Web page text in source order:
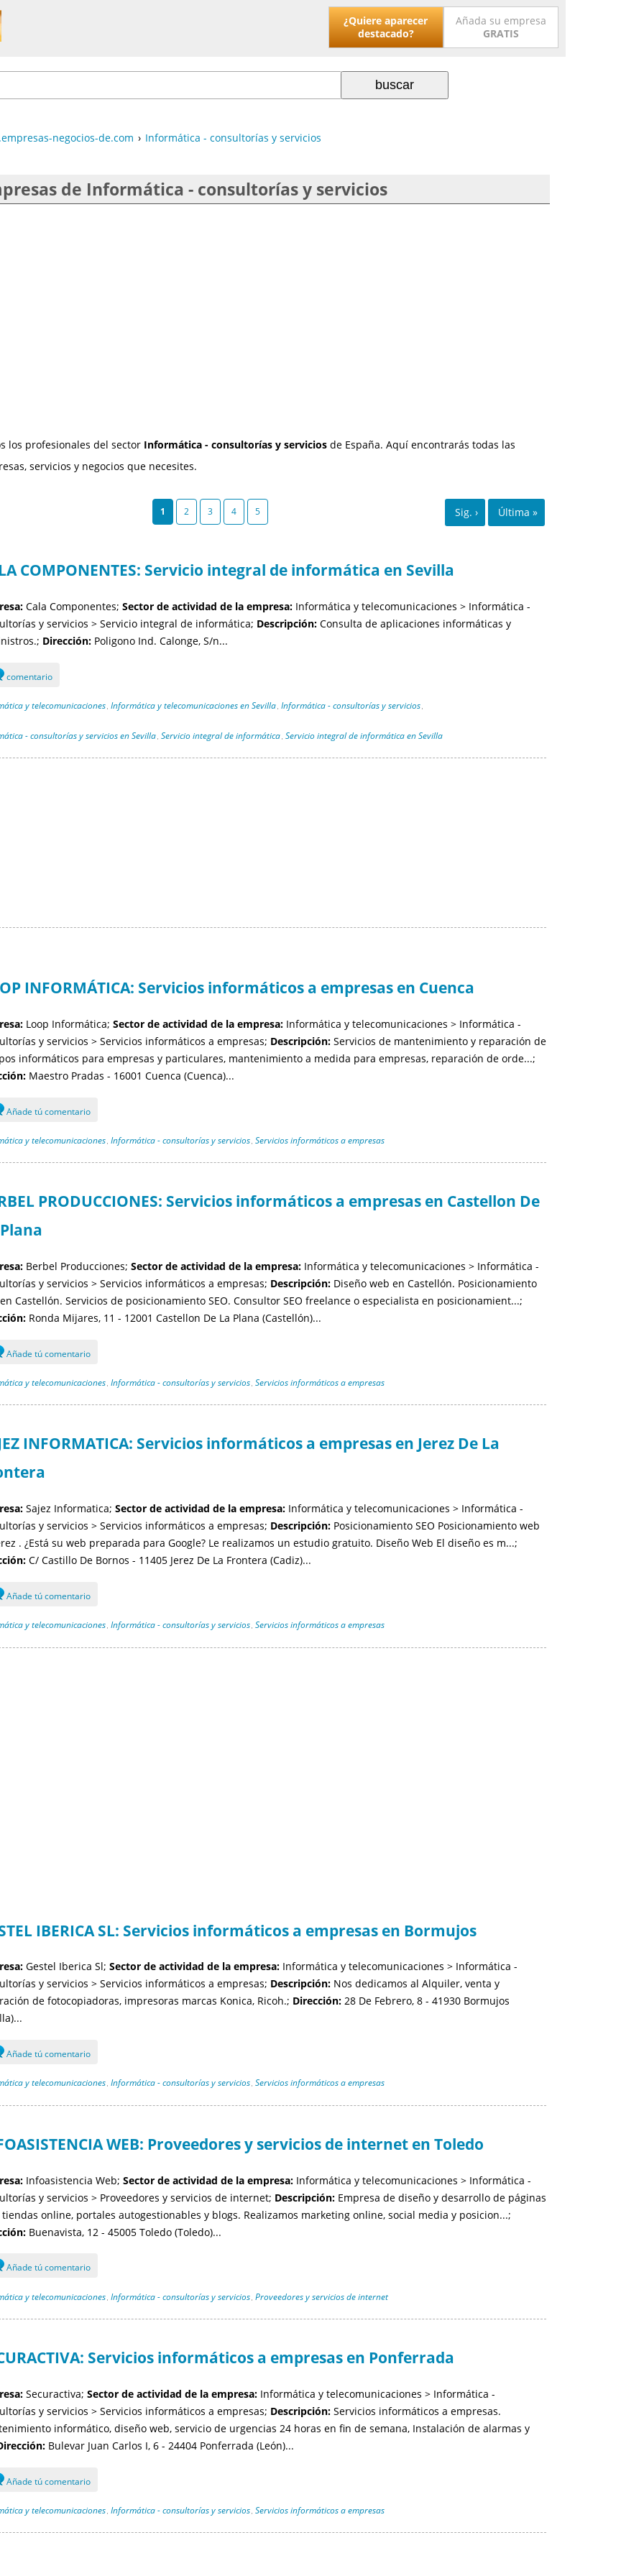
¿Quiere aparecer
destacado?
Añada su empresa
GRATIS
negocios-de.com › Informática - consultorías y servicios
de Informática - consultorías y servicios
los profesionales del sector Informática - consultorías y serviciosde España. Aquí encontrarás todas las
servicios y negocios que necesites.
1 2 3 4 5
COMPONENTES: Servicio integral de informática en Sevilla
Cala Componentes; Sector de actividad de la empresa:Informática y telecomunicaciones > Informática -
y servicios > Servicio integral de informática; Descripción:Consulta de aplicaciones informáticas y
Dirección:Poligono Ind. Calonge, S/n...
comentario
y telecomunicaciones , Informática y telecomunicaciones en Sevilla , Informática - consultorías y servicios ,
- consultorías y servicios en Sevilla , Servicio integral de informática , Servicio integral de informática en Sevilla
INFORMÁTICA: Servicios informáticos a empresas en Cuenca
Loop Informática; Sector de actividad de la empresa:Informática y telecomunicaciones > Informática -
y servicios > Servicios informáticos a empresas; Descripción:Servicios de mantenimiento y reparación de
informáticos para empresas y particulares, mantenimiento a medida para empresas, reparación de orde...;
Maestro Pradas - 16001 Cuenca (Cuenca)...
Añade tú comentario
y telecomunicaciones , Informática - consultorías y servicios , Servicios informáticos a empresas
PRODUCCIONES: Servicios informáticos a empresas en Castellon De
Berbel Producciones; Sector de actividad de la empresa:Informática y telecomunicaciones > Informática -
y servicios > Servicios informáticos a empresas; Descripción:Diseño web en Castellón. Posicionamiento
Castellón. Servicios de posicionamiento SEO. Consultor SEO freelance o especialista en posicionamient...;
Ronda Mijares, 11 - 12001 Castellon De La Plana (Castellón)...
Añade tú comentario
y telecomunicaciones , Informática - consultorías y servicios , Servicios informáticos a empresas
INFORMATICA: Servicios informáticos a empresas en Jerez De La
Sajez Informatica; Sector de actividad de la empresa:Informática y telecomunicaciones > Informática -
y servicios > Servicios informáticos a empresas; Descripción:Posicionamiento SEO Posicionamiento web
. ¿Está su web preparada para Google? Le realizamos un estudio gratuito. Diseño Web El diseño es m...;
C/ Castillo De Bornos - 11405 Jerez De La Frontera (Cadiz)...
Añade tú comentario
y telecomunicaciones , Informática - consultorías y servicios , Servicios informáticos a empresas
IBERICA SL: Servicios informáticos a empresas en Bormujos
Gestel Iberica Sl; Sector de actividad de la empresa:Informática y telecomunicaciones > Informática -
y servicios > Servicios informáticos a empresas; Descripción:Nos dedicamos al Alquiler, venta y
de fotocopiadoras, impresoras marcas Konica, Ricoh.; Dirección:28 De Febrero, 8 - 41930 Bormujos
Añade tú comentario
y telecomunicaciones , Informática - consultorías y servicios , Servicios informáticos a empresas
WEB: Proveedores y servicios de internet en Toledo
Infoasistencia Web; Sector de actividad de la empresa:Informática y telecomunicaciones > Informática -
y servicios > Proveedores y servicios de internet; Descripción:Empresa de diseño y desarrollo de páginas
tiendas online, portales autogestionables y blogs. Realizamos marketing online, social media y posicion...;
Buenavista, 12 - 45005 Toledo (Toledo)...
Añade tú comentario
y telecomunicaciones Informática - consultorías y servicios Proveedores y servicios de internet
Servicios informáticos a empresas en Ponferrada
Securactiva; Sector de actividad de la empresa:Informática y telecomunicaciones > Informática -
y servicios > Servicios informáticos a empresas; Descripción:Servicios informáticos a empresas.
informático, diseño web, servicio de urgencias 24 horas en fin de semana, Instalación de alarmas y
Bulevar Juan Carlos I, 6 - 24404 Ponferrada (León)...
Añade tú comentario
y telecomunicaciones , Informática - consultorías y servicios , Servicios informáticos a empresas